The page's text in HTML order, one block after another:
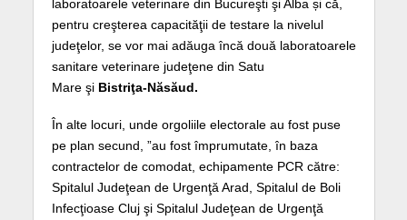
laboratoarele veterinare din Bucureşti şi Alba și că,
pentru creşterea capacităţii de testare la nivelul
judeţelor, se vor mai adăuga încă două laboratoarele
sanitare veterinare judeţene din Satu
Mare şi Bistriţa-Năsăud.
În alte locuri, unde orgoliile electorale au fost puse
pe plan secund, ”au fost împrumutate, în baza
contractelor de comodat, echipamente PCR către:
Spitalul Judeţean de Urgenţă Arad, Spitalul de Boli
Infecţioase Cluj şi Spitalul Judeţean de Urgenţă